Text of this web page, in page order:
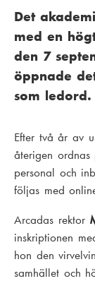
Det
med en
den 7
öppnade
som ledord.
Efter två år av
återigen ordnas
personal och
följas med
Arcadas rektor
inskriptionen
hon den
samhället och